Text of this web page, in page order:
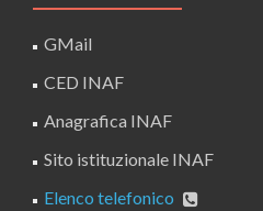
GMail
CED INAF
Anagrafica INAF
Sito istituzionale INAF
Elenco telefonico